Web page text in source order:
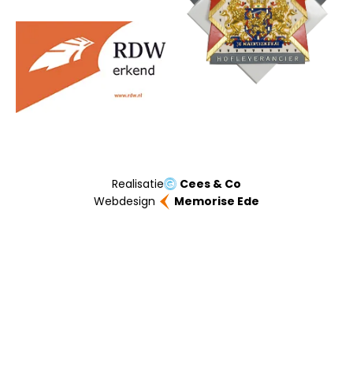
Realisatie
Cees & Co
Webdesign
Memorise Ede